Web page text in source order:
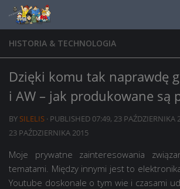
Skip to content
HISTORIA & TECHNOLOGIA
Dzięki komu tak naprawdę
i AW – jak produkowane są
BY SILELIS · PUBLISHED 07:49, 23 PAŹDZIERNIKA
23 PAŹDZIERNIKA 2015
Moje prywatne zainteresowania
tematami. Między innymi jest to
Youtube doskonale o tym wie i czasami